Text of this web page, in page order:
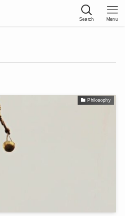
Search Menu
Philosophy